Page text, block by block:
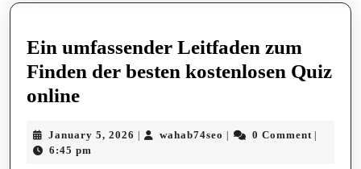
Vermittelt
Durch
Vielfältige
Genres,
Künstler
und
Ein umfassender Leitfaden zum
Finden der besten kostenlosen Quiz
onlineEin
Leitfaden
January 5, 2026 January
| wahab74seo wahab74seo
| 0 Comment |
6:45 pm